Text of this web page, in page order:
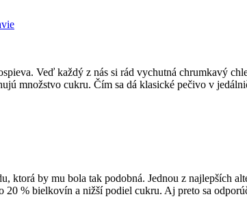
Veď každý z nás si rád vychutná chrumkavý
množstvo cukru. Čím sa dá klasické pečivo v
ktorá by mu bola tak podobná. Jednou z najlepších
20 % bielkovín a nižší podiel cukru. Aj preto sa